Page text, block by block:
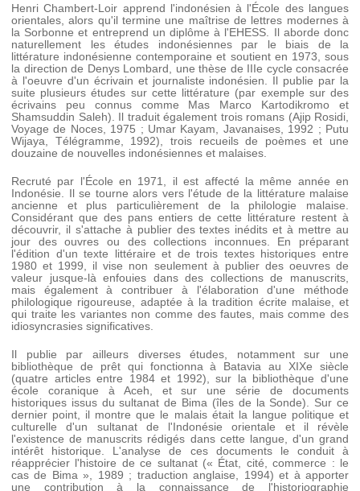
Henri Chambert-Loir apprend l'indonésien à l'École des langues
orientales, alors qu'il termine une maîtrise de lettres modernes à
la Sorbonne et entreprend un diplôme à l'EHESS. Il aborde donc
naturellement les études indonésiennes par le biais de la
littérature indonésienne contemporaine et soutient en 1973, sous
la direction de Denys Lombard, une thèse de IIIe cycle consacrée
à l'oeuvre d'un écrivain et journaliste indonésien. Il publie par la
suite plusieurs études sur cette littérature (par exemple sur des
écrivains peu connus comme Mas Marco Kartodikromo et
Shamsuddin Saleh). Il traduit également trois romans (Ajip Rosidi,
Voyage de Noces, 1975 ; Umar Kayam, Javanaises, 1992 ; Putu
Wijaya, Télégramme , 1992), trois recueils de poèmes et une
douzaine de nouvelles indonésiennes et malaises.
Recruté par l'École en 1971, il est affecté la même année en
Indonésie. Il se tourne alors vers l'étude de la littérature malaise
ancienne et plus particulièrement de la philologie malaise.
Considérant que des pans entiers de cette littérature restent à
découvrir, il s'attache à publier des textes inédits et à mettre au
jour des ouvres ou des collections inconnues. En préparant
l'édition d'un texte littéraire et de trois textes historiques entre
1980 et 1999, il vise non seulement à publier des oeuvres de
valeur jusque-là enfouies dans des collections de manuscrits,
mais également à contribuer à l'élaboration d'une méthode
philologique rigoureuse, adaptée à la tradition écrite malaise, et
qui traite les variantes non comme des fautes, mais comme des
idiosyncrasies significatives.
Il publie par ailleurs diverses études, notamment sur une
bibliothèque de prêt qui fonctionna à Batavia au XIXe siècle
(quatre articles entre 1984 et 1992), sur la bibliothèque d'une
école coranique à Aceh, et sur une série de documents
historiques issus du sultanat de Bima (îles de la Sonde). Sur ce
dernier point, il montre que le malais était la langue politique et
culturelle d'un sultanat de l'Indonésie orientale et il révèle
l'existence de manuscrits rédigés dans cette langue, d'un grand
intérêt historique. L'analyse de ces documents le conduit à
réapprécier l'histoire de ce sultanat (« État, cité, commerce : le
cas de Bima », 1989 ; traduction anglaise, 1994) et à apporter
une contribution à la connaissance de l'historiographie